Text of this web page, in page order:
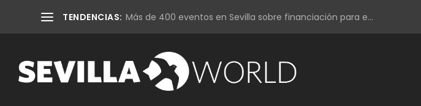
TENDENCIAS: Más de 400 eventos en Sevilla sobre financiación para e...